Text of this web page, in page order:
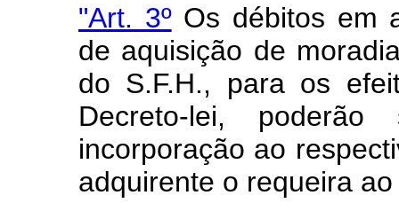
"Art. 3ºOs débitos em
de aquisição de
do S.F.H., para os
Decreto-lei, poderão
incorporação ao
adquirente o requeira